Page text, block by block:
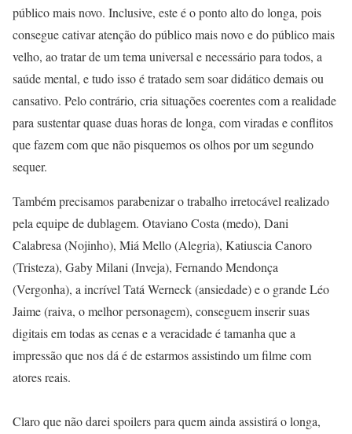
público mais novo. Inclusive, este é o ponto alto do longa, pois
consegue cativar atenção do público mais novo e do público mais
velho, ao tratar de um tema universal e necessário para todos, a
saúde mental, e tudo isso é tratado sem soar didático demais ou
cansativo. Pelo contrário, cria situações coerentes com a realidade
para sustentar quase duas horas de longa, com viradas e conflitos
que fazem com que não pisquemos os olhos por um segundo
sequer.
Também precisamos parabenizar o trabalho irretocável realizado
pela equipe de dublagem. Otaviano Costa (medo), Dani
Calabresa (Nojinho), Miá Mello (Alegria), Katiuscia Canoro
(Tristeza), Gaby Milani (Inveja), Fernando Mendonça
(Vergonha), a incrível Tatá Werneck (ansiedade) e o grande Léo
Jaime (raiva, o melhor personagem), conseguem inserir suas
digitais em todas as cenas e a veracidade é tamanha que a
impressão que nos dá é de estarmos assistindo um filme com
atores reais.
Claro que não darei spoilers para quem ainda assistirá o longa,